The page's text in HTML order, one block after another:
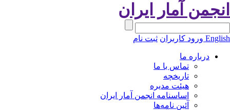
آمار ایران
ورود کاربران ثبت نام
درباره ما
تماس با ما
تاریخچه
هیئت مدیره
اساسنامه انجمن آمار ایران
آئین نامه‌ها